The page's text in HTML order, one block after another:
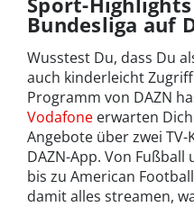
Bundesliga auf
Wusstest Du, dass Du
auch kinderleicht
Programm von DAZN
Vodafone erwarten
Angebote über zwei
DAZN-App. Von
bis zu American
damit alles streamen,